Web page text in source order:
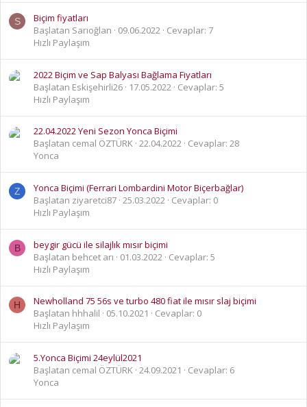
S
Biçim fiyatları
Başlatan Sarıoğlan
09.06.2022 Cevaplar: 7
Hızlı Paylaşım
2022 Biçim ve Sap Balyası Bağlama Fiyatları
Başlatan Eskişehirli26
17.05.2022
Cevaplar: 5
Hızlı Paylaşım
22.04.2022 Yeni Sezon Yonca Biçimi
Başlatan cemal ÖZTÜRK 22.04.2022 Cevaplar: 28
Yonca
Z
Yonca Biçimi (Ferrari Lombardini Motor Biçerbağlar)
Başlatan ziyaretci87 25.03.2022 Cevaplar: 0
Hızlı Paylaşım
B
beygir gücü ile silajlık mısır biçimi
Başlatan behcet arı
01.03.2022
Cevaplar: 5
Hızlı Paylaşım
H
Newholland 75 56s ve turbo 480 fiat ile mısır slaj biçimi
Başlatan hhhalil
05.10.2021
Cevaplar: 0
Hızlı Paylaşım
5.Yonca Biçimi 24eylül2021
Başlatan cemal ÖZTÜRK 24.09.2021
Cevaplar: 6
Yonca